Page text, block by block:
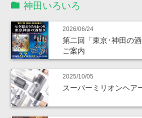
神田いろいろ
2026/06/24
第二回「東京･神田の
ご案内
2025/10/05
スーパーミリオンヘア